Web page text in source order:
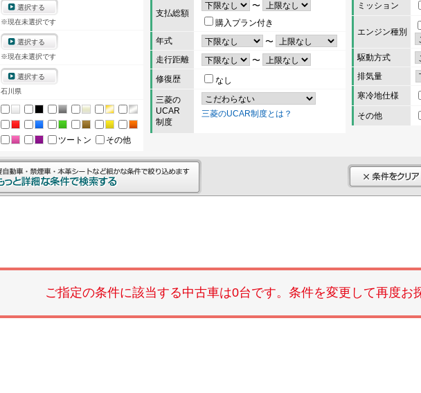
選択する
※現在未選択です
選択する
※現在未選択です
選択する
石川県
ツートン
その他
支払総額
〜
購入プラン付き
年式
〜
走行距離
〜
修復歴
なし
三菱の
UCAR
制度
三菱のUCAR制度とは？
ミッション
エンジン種別
駆動方式
排気量
寒冷地仕様
その他
ご指定の条件に該当する中古車は0台です。条件を変更して再度お